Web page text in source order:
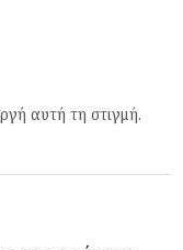
αυτή τη στιγμή.